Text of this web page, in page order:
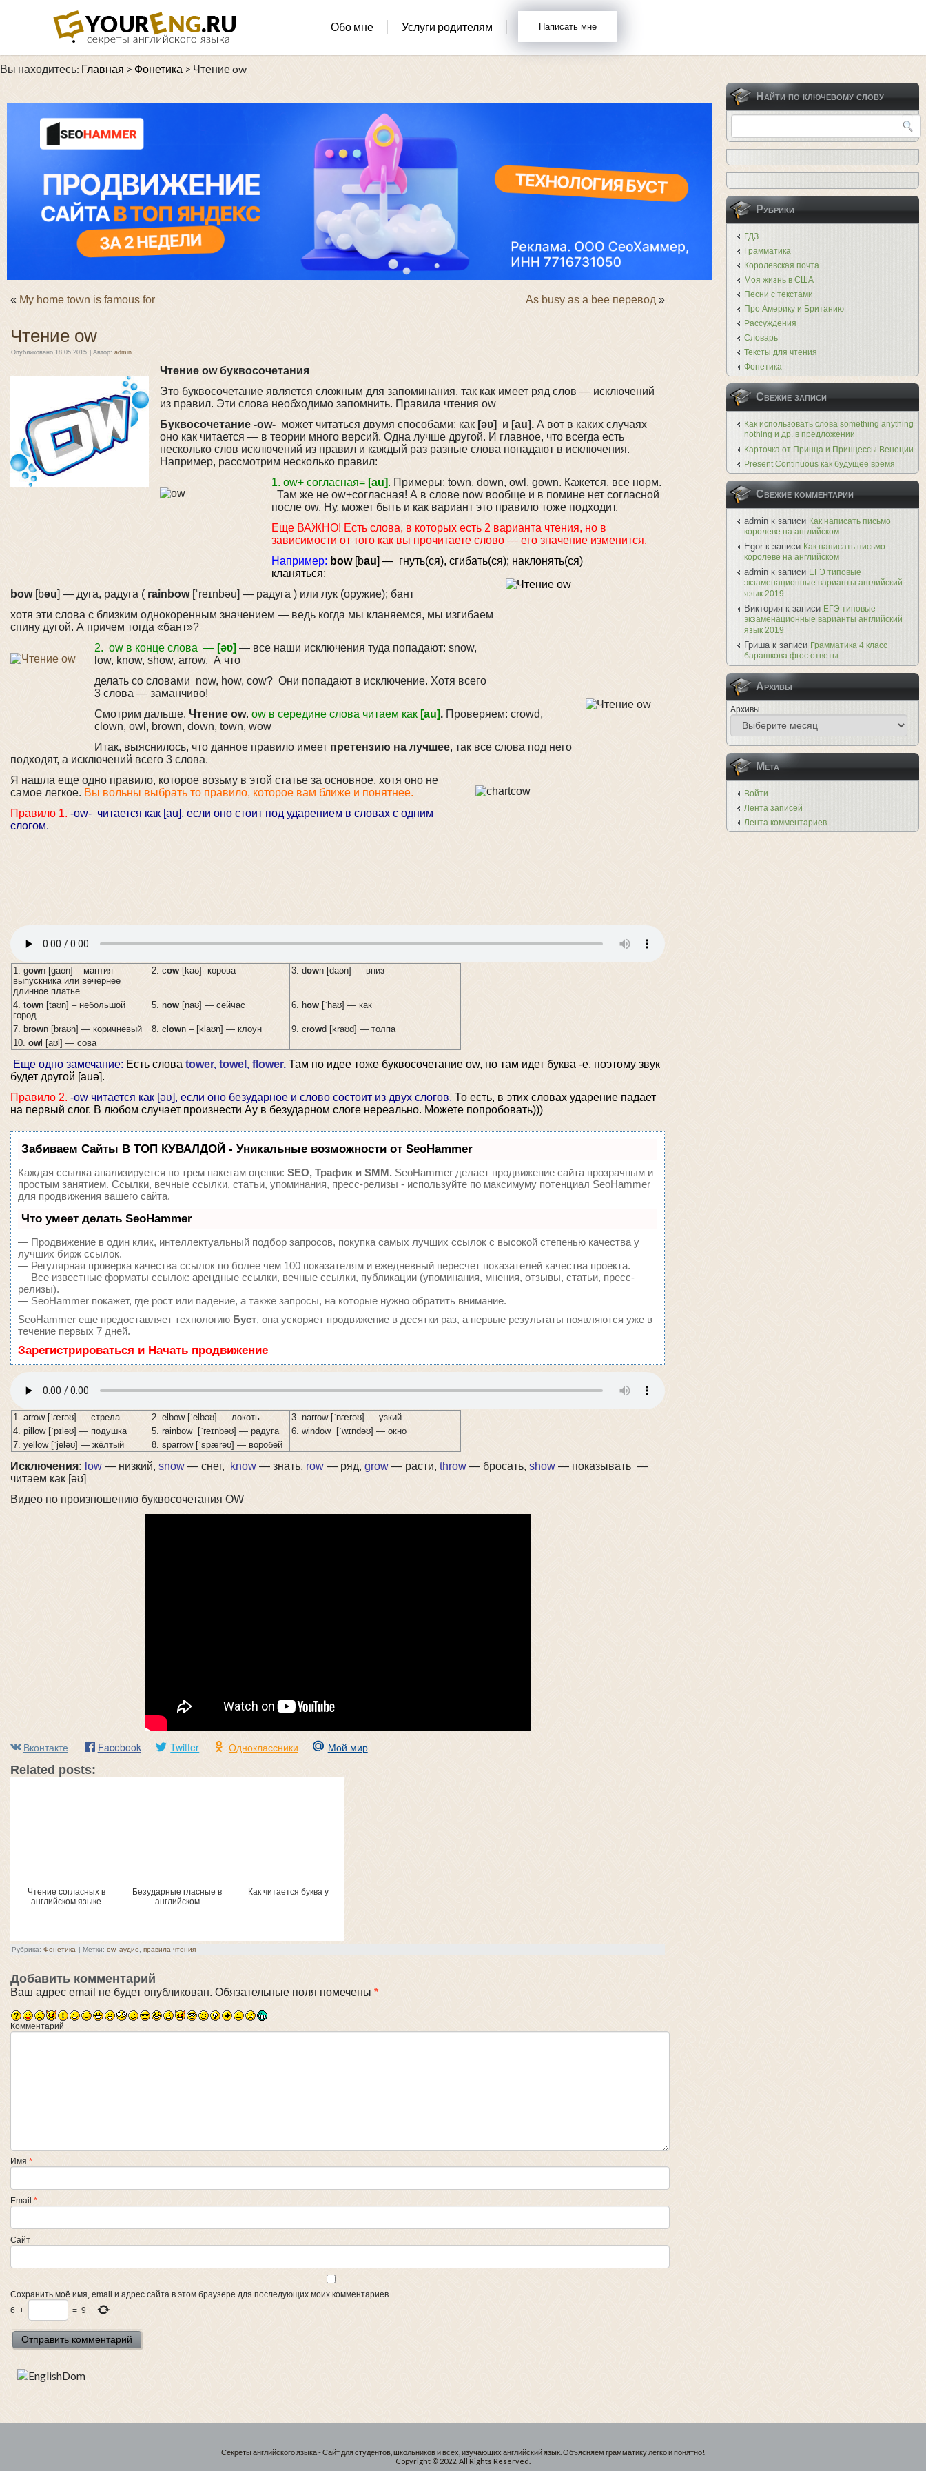
Обо мне Услуги родителям Написать мне
Вы находитесь: Главная > Фонетика > Чтение ow
« My home town is famous for As busy as a bee перевод »
Чтение ow
Опубликовано 18.05.2015 Автор: admin
Чтение ow буквосочетания
Это буквосочетание является сложным для запоминания, так как имеет ряд слов — исключений
из правил. Эти слова необходимо запомнить. Правила чтения ow
Буквосочетание -ow- может читаться двумя способами: как [əʋ] и [au]. А вот в каких случаях
оно как читается — в теории много версий. Одна лучше другой. И главное, что всегда есть
несколько слов исключений из правил и каждый раз разные слова попадают в исключения.
Например, рассмотрим несколько правил:
1. ow+ согласная= [au]. Примеры: town, down, owl, gown. Кажется, все норм.
Там же не ow+согласная! А в слове now вообще и в помине нет согласной
после ow. Ну, может быть и как вариант это правило тоже подходит.
Еще ВАЖНО! Есть слова, в которых есть 2 варианта чтения, но в
зависимости от того как вы прочитаете слово — его значение изменится.
Например: bow [bau] — гнуть(ся), сгибать(ся); наклонять(ся)
кланяться;
bow [bəu] — дуга, радуга ( rainbow [ˈreɪnbəu] — радуга ) или лук (оружие); бант
хотя эти слова с близким однокоренным значением — ведь когда мы кланяемся, мы изгибаем
спину дугой. А причем тогда «бант»?
2. ow в конце слова — [əʋ] — все наши исключения туда попадают: snow,
low, know, show, arrow. А что
делать со словами now, how, cow? Они попадают в исключение. Хотя всего
3 слова — заманчиво!
Смотрим дальше. Чтение ow. ow в середине слова читаем как [au]. Проверяем: crowd,
clown, owl, brown, down, town, wow
Итак, выяснилось, что данное правило имеет претензию на лучшее, так все слова под него
подходят, а исключений всего 3 слова.
Я нашла еще одно правило, которое возьму в этой статье за основное, хотя оно не
самое легкое. Вы вольны выбрать то правило, которое вам ближе и понятнее.
Правило 1. -ow- читается как [au], если оно стоит под ударением в словах с одним
слогом.
1. gown [ɡaʊn] – мантия
выпускника или вечернее
длинное платье
2. cow [kaʊ]- корова 3. down [daʊn] — вниз
4. town [taʊn] – небольшой
город
5. now [naʊ] — сейчас 6. how [ˈhaʊ] — как
7. brown [braʊn] — коричневый 8. cl own – [klaʊn] — клоун 9. crowd [kraʊd] — толпа
10. ow l [aʊl] — сова
Еще одно замечание: Есть слова tower, towel, flower. Там по идее тоже буквосочетание ow, но там идет буква -e, поэтому звук
будет другой [auə].
Правило 2. -ow читается как [əʋ], если оно безударное и слово состоит из двух слогов. То есть, в этих словах ударение падает
на первый слог. В любом случает произнести Ау в безударном слоге нереально. Можете попробовать)))
Забиваем Сайты В ТОП КУВАЛДОЙ - Уникальные возможности от SeoHammer
Каждая ссылка анализируется по трем пакетам оценки: SEO, Трафик и SMM. SeoHammer делает продвижение сайта прозрачным и
простым занятием. Ссылки, вечные ссылки, статьи, упоминания, пресс-релизы - используйте по максимуму потенциал SeoHammer
для продвижения вашего сайта.
Что умеет делать SeoHammer
— Продвижение в один клик, интеллектуальный подбор запросов, покупка самых лучших ссылок с высокой степенью качества у
лучших бирж ссылок.
— Регулярная проверка качества ссылок по более чем 100 показателям и ежедневный пересчет показателей качества проекта.
— Все известные форматы ссылок: арендные ссылки, вечные ссылки, публикации (упоминания, мнения, отзывы, статьи, пресс-
релизы).
— SeoHammer покажет, где рост или падение, а также запросы, на которые нужно обратить внимание.
SeoHammer еще предоставляет технологию Буст, она ускоряет продвижение в десятки раз, а первые результаты появляются уже в
течение первых 7 дней.
Зарегистрироваться и Начать продвижение
1. arrow [ˈærəʊ] — стрела 2. elbow [ˈelbəʊ] — локоть
3. narrow [ˈnærəʊ] — узкий
4. pillow [ˈpɪləʊ] — подушка
5. rainbow [ˈreɪnbəʊ] — радуга
6. window [ˈwɪndəʊ] — окно
7. yellow [ˈjeləʊ] — жёлтый
8. sparrow [ˈspærəʊ] — воробей
Исключения: low — низкий, snow — снег, know — знать, row — ряд, grow — расти, throw — бросать, show — показывать —
читаем как [əʊ]
Видео по произношению буквосочетания OW
Вконтакте Facebook Twitter Одноклассники
Мой мир
Related posts:
Чтение согласных в
английском языке
Безударные гласные в
английском
Как читается буква y
Рубрика: Фонетика | Метки: ow, аудио правила чтения
Добавить комментарий
Ваш адрес email не будет опубликован. Обязательные поля помечены *
Комментарий
Имя *
Email *
Сайт
Сохранить моё имя, email и адрес сайта в этом браузере для последующих моих комментариев.
6 + = 9
Найти по ключевому слову
Рубрики
ГДЗ
Грамматика
Королевская почта
Моя жизнь в США
Песни с текстами
Про Америку и Британию
Рассуждения
Словарь
Тексты для чтения
Фонетика
Свежие записи
Как использовать слова something anything
nothing и др. в предложении
Карточка от Принца и Принцессы Венеции
Present Continuous как будущее время
Свежие комментарии
admin к записи Как написать письмо
королеве на английском
Egor к записи Как написать письмо
королеве на английском
admin к записи ЕГЭ типовые
экзаменационные варианты английский
язык 2019
Виктория к записи ЕГЭ типовые
экзаменационные варианты английский
язык 2019
Гришак записи Грамматика 4 класс
барашкова фгос ответы
Архивы
Архивы
Мета
Войти
Лента записей
Лента комментариев
Секреты английского языка - Сайт для студентов, школьников и всех, изучающих английский язык. Объясняем грамматику легко и понятно!
Copyright © 2022. All Rights Reserved.